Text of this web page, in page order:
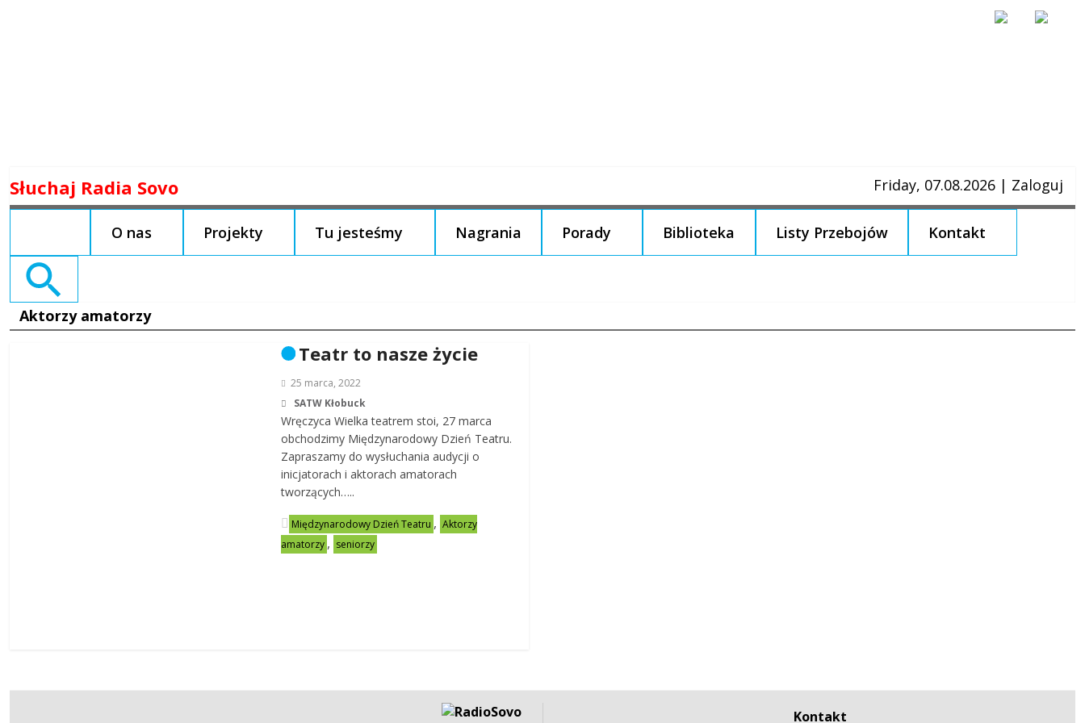
to
Słuchaj Radia Sovo Friday, 07.08.2026 | Zaloguj
O nas Projekty Tu jesteśmy Nagrania Porady Biblioteka Listy Przebojów Kontakt
Search
Aktorzy amatorzy
Teatr to nasze życie
25 marca, 2022
SATW Kłobuck
Wręczyca Wielka teatrem stoi, 27 marca
obchodzimy Międzynarodowy Dzień Teatru.
Zapraszamy do wysłuchania audycji o
inicjatorach i aktorach amatorach
tworzących…..
Międzynarodowy Dzień Teatru , Aktorzy
amatorzy , seniorzy
Kontakt